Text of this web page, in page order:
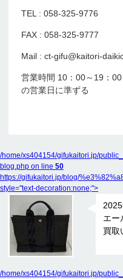
TEL : 058-325-9776
FAX : 058-325-9777
Mail : ct-gifu@kaitori-
営業時間 10：00～19：
の営業日に準ずる
/home/xs404154/gifukaitori.jp/
blog.php on line 50
https://gifukaitori.jp/blog/
style="text-decoration:none;">
エ
買取
/home/xs404154/gifukaitori.jp/